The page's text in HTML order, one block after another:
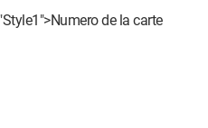
de la carte